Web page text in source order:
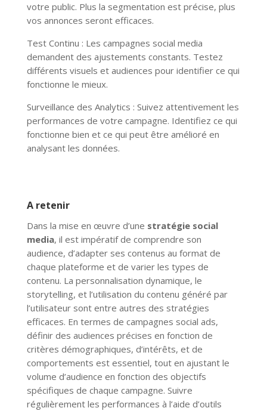
votre public. Plus la segmentation est précise, plus
vos annonces seront efficaces.
Test Continu : Les campagnes social media
demandent des ajustements constants. Testez
différents visuels et audiences pour identifier ce qui
fonctionne le mieux.
Surveillance des Analytics : Suivez attentivement les
performances de votre campagne. Identifiez ce qui
fonctionne bien et ce qui peut être amélioré en
analysant les données.
A retenir
Dans la mise en œuvre d’une stratégie social
media, il est impératif de comprendre son
audience, d’adapter ses contenus au format de
chaque plateforme et de varier les types de
contenu. La personnalisation dynamique, le
storytelling, et l’utilisation du contenu généré par
l’utilisateur sont entre autres des stratégies
efficaces. En termes de campagnes social ads,
définir des audiences précises en fonction de
critères démographiques, d’intérêts, et de
comportements est essentiel, tout en ajustant le
volume d’audience en fonction des objectifs
spécifiques de chaque campagne. Suivre
régulièrement les performances à l’aide d’outils